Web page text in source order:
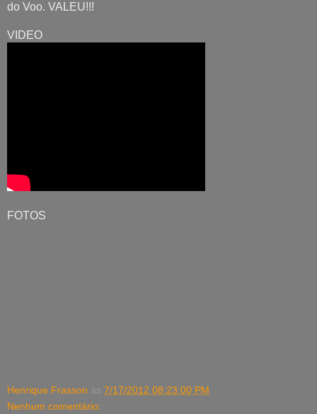
do Voo. VALEU!!!
VIDEO
FOTOS
Henrique Frasson às 7/17/2012 08:23:00 PM
Nenhum comentário: